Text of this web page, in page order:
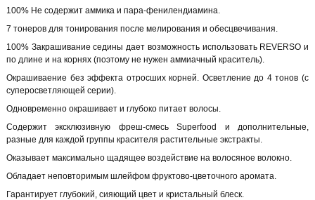
100% Не содержит аммика и пара-фенилендиамина.
7 тонеров для тонирования после мелирования и обесцвечивания.
100% Закрашивание седины дает возможность использовать REVERSO и
по длине и на корнях (поэтому не нужен аммиачный краситель).
Окрашиваение без эффекта отросших корней. Осветление до 4 тонов (с
суперосветляющей серии).
Одновременно окрашивает и глубоко питает волосы.
Содержит эксклюзивную фреш-смесь Superfood и дополнительные,
разные для каждой группы красителя растительные экстракты.
Оказывает максимально щадящее воздействие на волосяное волокно.
Обладает неповторимым шлейфом фруктово-цветочного аромата.
Гарантирует глубокий, сияющий цвет и кристальный блеск.